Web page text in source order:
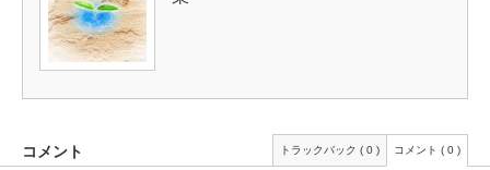
コメント トラックバック ( 0 ) コメント ( 0 )